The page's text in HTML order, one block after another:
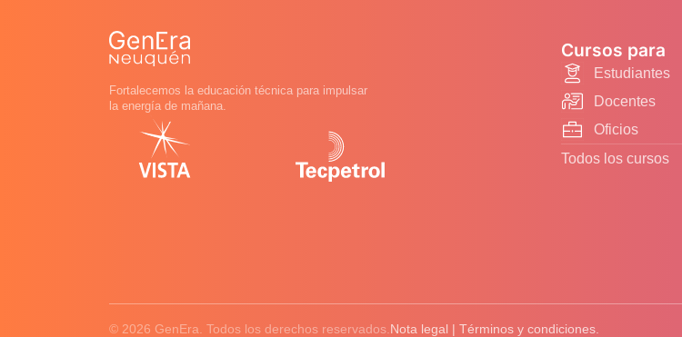
Fortalecemos la educación técnica para impulsar
la energía de mañana.
Cursos para
Estudiantes
Docentes
Oficios
Todos los cursos
© 2026 GenEra. Todos los derechos reservados. Nota legal | Términos y condiciones.